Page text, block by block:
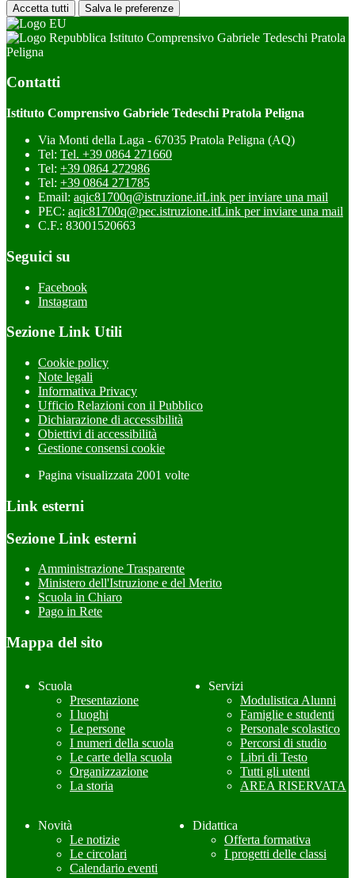
Accetta tutti Salva le preferenze
Istituto Comprensivo Gabriele Tedeschi Pratola
Peligna
Contatti
Istituto Comprensivo Gabriele Tedeschi Pratola Peligna
Via Monti della Laga - 67035 Pratola Peligna (AQ)
Tel: Tel. +39 0864 271660
Tel: +39 0864 272986
Tel: +39 0864 271785
Email: aqic81700q@istruzione.itLink per inviare una mail
PEC: aqic81700q@pec.istruzione.itLink per inviare una mail
C.F.: 83001520663
Seguici su
Facebook
Instagram
Sezione Link Utili
Cookie policy
Note legali
Informativa Privacy
Ufficio Relazioni con il Pubblico
Dichiarazione di accessibilità
Obiettivi di accessibilità
Gestione consensi cookie
Pagina visualizzata 2001 volte
Link esterni
Sezione Link esterni
Amministrazione Trasparente
Ministero dell'Istruzione e del Merito
Scuola in Chiaro
Pago in Rete
Mappa del sito
Scuola
Presentazione
I luoghi
Le persone
I numeri della scuola
Le carte della scuola
Organizzazione
La storia
Servizi
Modulistica Alunni
Famiglie e studenti
Personale scolastico
Percorsi di studio
Libri di Testo
Tutti gli utenti
AREA RISERVATA
Novità
Le notizie
Le circolari
Calendario eventi
Didattica
Offerta formativa
I progetti delle classi